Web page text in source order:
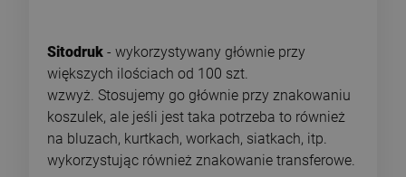
Sitodruk - wykorzystywany głównie przy
większych ilościach od 100 szt.
wzwyż. Stosujemy go głównie przy znakowaniu
koszulek, ale jeśli jest taka potrzeba to również
na bluzach, kurtkach, workach, siatkach, itp.
wykorzystując również znakowanie transferowe.